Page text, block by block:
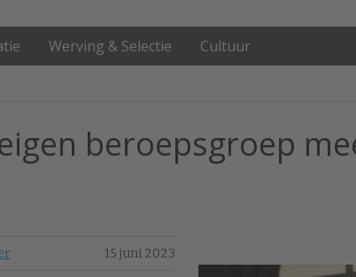
Werving & Selectie
Cultuur
beroepsgroep
15 juni 2023